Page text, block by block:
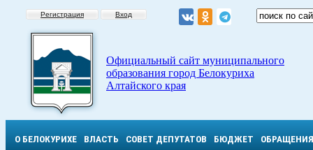
Регистрация Вход
Официальный сайт муниципального
образования город Белокуриха
Алтайского края
О БЕЛОКУРИХЕ ВЛАСТЬ СОВЕТ ДЕПУТАТОВ БЮДЖЕТ ОБРАЩЕНИЯ